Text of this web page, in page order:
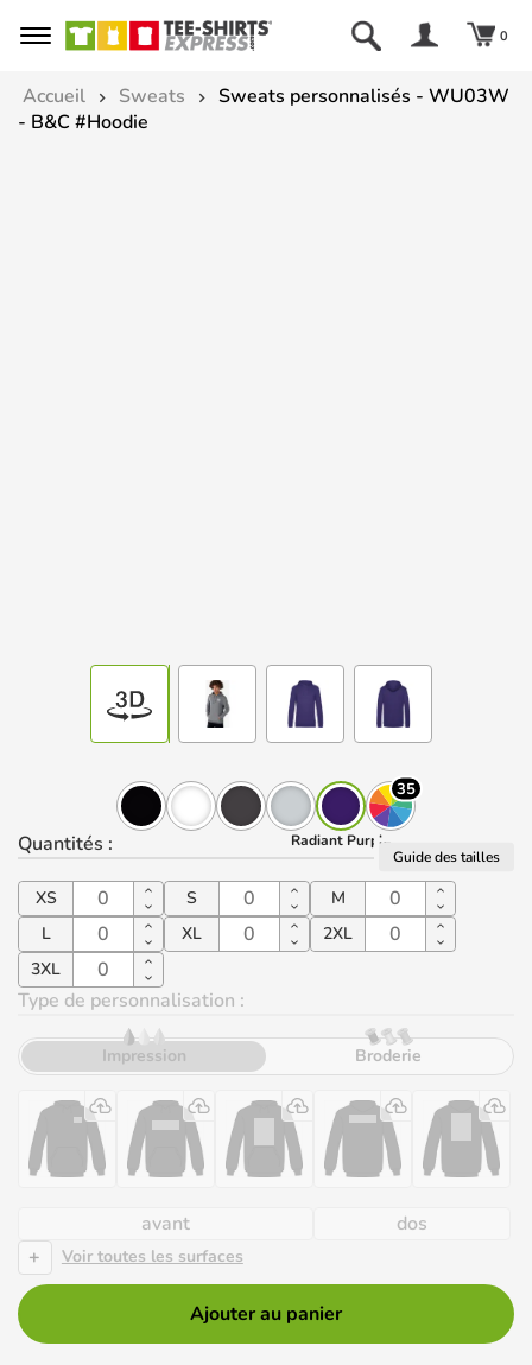
0
Accueil Sweats
Sweats personnalisés - WU03W
- B&C #Hoodie
Radiant Purple
35
Quantités : Guide des tailles
XS S
M
L
XL
2XL
3XL
Type de personnalisation :
Impression Broderie
avant
dos
+
Voir toutes les surfaces
Ajouter au panier